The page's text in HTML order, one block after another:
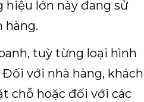
hiệu lớn này đang sử
hàng.
tuỳ từng loại hình
với nhà hàng, khách
chỗ hoặc đối với các